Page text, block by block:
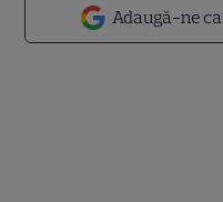
Adaugă-ne